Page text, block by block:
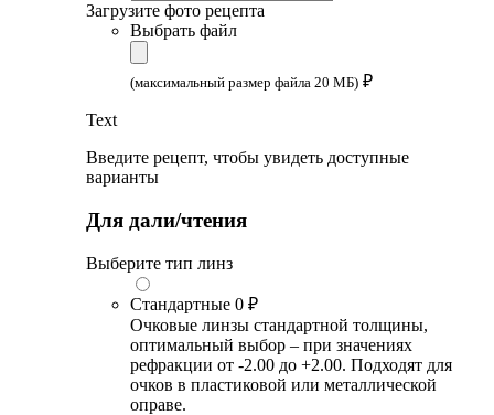
Загрузите фото рецепта
Выбрать файл
(максимальный размер файла 20 МБ) ₽
Text
Введите рецепт, чтобы увидеть доступные
варианты
Для дали/чтения
Выберите тип линз
Стандартные 0 ₽
Очковые линзы стандартной толщины,
оптимальный выбор – при значениях
рефракции от -2.00 до +2.00. Подходят для
очков в пластиковой или металлической
оправе.